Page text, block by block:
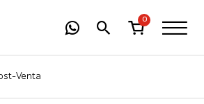
0
Venta